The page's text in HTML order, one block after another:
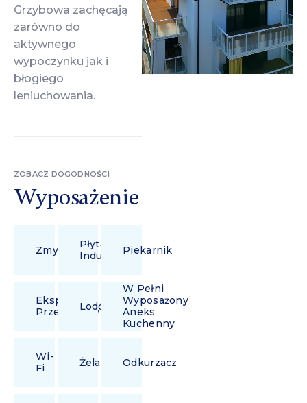
Grzybowa zachęcają
zarówno do
aktywnego
wypoczynku jak i
błogiego
leniuchowania.
ZOBACZ DOGODNOŚCI
Wyposażenie
ZmywarkaPłyta
IndukcyjnaPiekarnik
Ekspres
PrzelewowyLodówka
W Pełni
Wyposażony
Aneks
Kuchenny
Wi-
Fi
Żelazko Odkurzacz